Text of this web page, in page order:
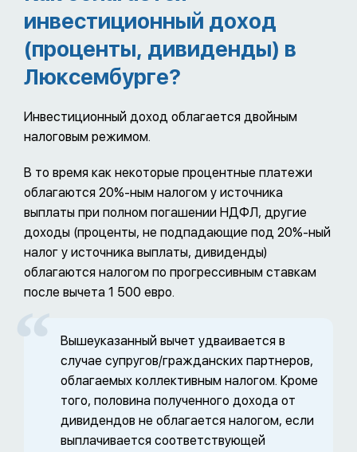
инвестиционный доход
(проценты, дивиденды) в
Люксембурге?
Инвестиционный доход облагается двойным
налоговым режимом.
В то время как некоторые процентные платежи
облагаются 20%-ным налогом у источника
выплаты при полном погашении НДФЛ, другие
доходы (проценты, не подпадающие под 20%-ный
налог у источника выплаты, дивиденды)
облагаются налогом по прогрессивным ставкам
после вычета 1 500 евро.
Вышеуказанный вычет удваивается в
случае супругов/гражданских партнеров,
облагаемых коллективным налогом. Кроме
того, половина полученного дохода от
дивидендов не облагается налогом, если
выплачивается соответствующей